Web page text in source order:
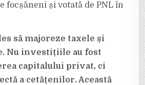
CĂ
focșăneni și votată de PNL în
să majoreze taxele și
Nu investițiile au fost
capitalului privat, ci
a cetățenilor. Această